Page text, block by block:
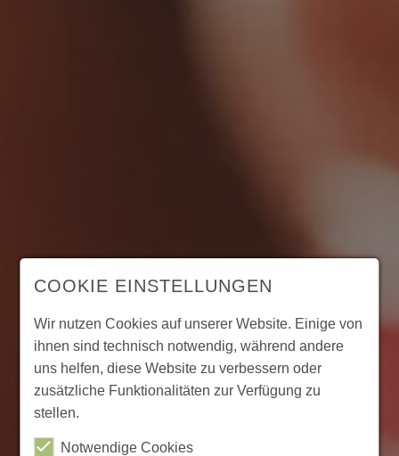
COOKIE EINSTELLUNGEN
Wir nutzen Cookies auf unserer Website. Einige von
ihnen sind technisch notwendig, während andere
uns helfen, diese Website zu verbessern oder
zusätzliche Funktionalitäten zur Verfügung zu
stellen.
Notwendige Cookies